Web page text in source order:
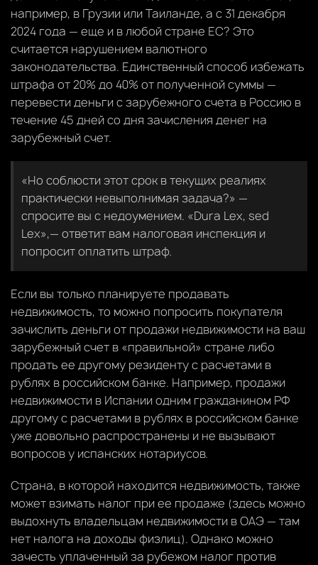
например, в Грузии или Таиланде, а с 31 декабря
2024 года — еще и в любой стране ЕС? Это
считается нарушением валютного
законодательства. Единственный способ избежать
штрафа от 20% до 40% от полученной суммы —
перевести деньги с зарубежного счета в Россию в
течение 45 дней со дня зачисления денег на
зарубежный счет.
«Но соблюсти этот срок в текущих реалиях
практически невыполнимая задача?» —
спросите вы с недоумением. «Dura Lex, sed
Lex»,— ответит вам налоговая инспекция и
попросит оплатить штраф.
Если вы только планируете продавать
недвижимость, то можно попросить покупателя
зачислить деньги от продажи недвижимости на ваш
зарубежный счет в «правильной» стране либо
продать ее другому резиденту с расчетами в
рублях в российском банке. Например, продажи
недвижимости в Испании одним гражданином РФ
другому с расчетами в рублях в российском банке
уже довольно распространены и не вызывают
вопросов у испанских нотариусов.
Страна, в которой находится недвижимость, также
может взимать налог при ее продаже (здесь можно
выдохнуть владельцам недвижимости в ОАЭ — там
нет налога на доходы физлиц). Однако можно
зачесть уплаченный за рубежом налог против